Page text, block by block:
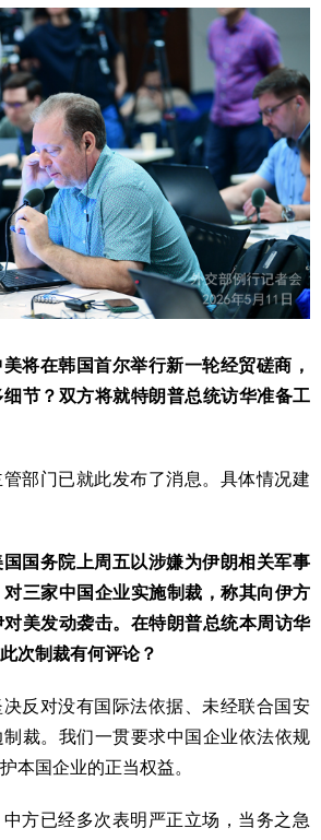
将在韩国首尔举行新一轮经贸磋商，
节？双方将就特朗普总统访华准备工
部门已就此发布了消息。具体情况建
国务院上周五以涉嫌为伊朗相关军事
三家中国企业实施制裁，称其向伊方
美发动袭击。在特朗普总统本周访华
次制裁有何评论？
反对没有国际法依据、未经联合国安
裁。我们一贯要求中国企业依法依规
本国企业的正当权益。
方已经多次表明严正立场，当务之急